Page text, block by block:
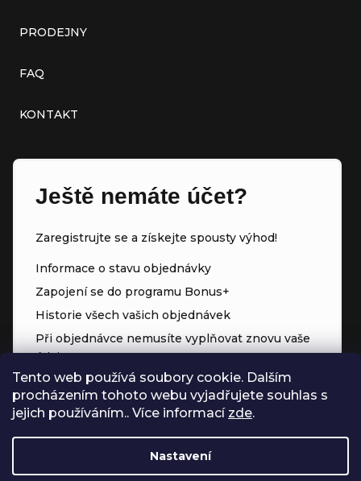
Tento web používá soubory cookie. Dalším
procházením tohoto webu vyjadřujete souhlas s
jejich používáním.. Více informací zde.
Nastavení
PRODEJNY
FAQ
KONTAKT
Ještě nemáte účet?
Zaregistrujte se a získejte spousty výhod!
Informace o stavu objednávky
Zapojení se do programu Bonus+
Historie všech vašich objednávek
Při objednávce nemusíte vyplňovat znovu vaše
údaje
Přednostní přístup ke slevám
Body za každý nákup